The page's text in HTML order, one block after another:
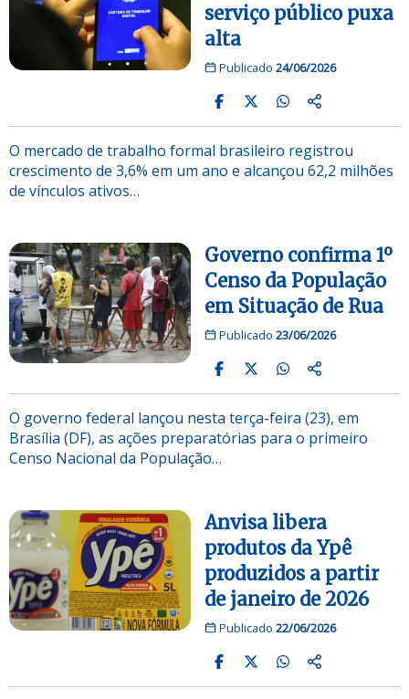
serviço público puxa
alta
Publicado 24/06/2026
O mercado de trabalho formal brasileiro registrou
crescimento de 3,6% em um ano e alcançou 62,2 milhões
de vínculos ativos…
Governo confirma 1º
Censo da População
em Situação de Rua
Publicado 23/06/2026
O governo federal lançou nesta terça-feira (23), em
Brasília (DF), as ações preparatórias para o primeiro
Censo Nacional da População…
Anvisa libera
produtos da Ypê
produzidos a partir
de janeiro de 2026
Publicado 22/06/2026